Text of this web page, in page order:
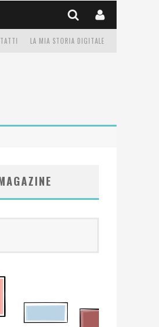
LA MIA STORIA DIGITALE